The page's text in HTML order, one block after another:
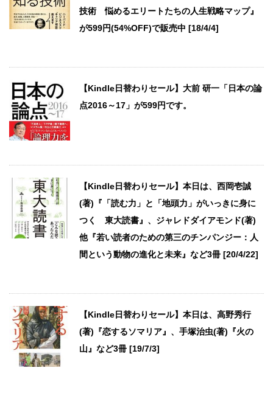
技術 悩めるエリートたちの人生戦略マップ』
が599円(54%OFF)で販売中 [18/4/4]
【Kindle日替わりセール】大前 研一「日本の論
点2016～17」が599円です。
【Kindle日替わりセール】本日は、西岡壱誠
(著)『「読む力」と「地頭力」がいっきに身に
つく 東大読書』、ジャレドダイアモンド(著)
他『若い読者のための第三のチンパンジー：人
間という動物の進化と未来』など3冊 [20/4/22]
【Kindle日替わりセール】本日は、高野秀行
(著)『恋するソマリア』、手塚治虫(著)『火の
山』など3冊 [19/7/3]